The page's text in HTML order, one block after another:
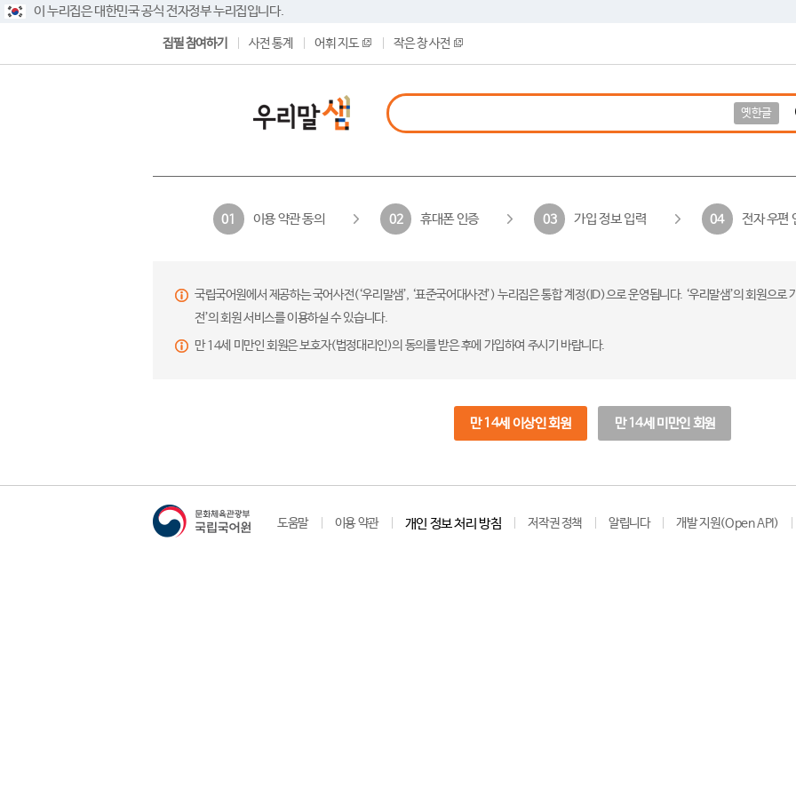
이 누리집은 대한민국 공식 전자정부 누리집입니다.
집필 참여하기 사전 통계 어휘 지도 작은 창 사전
옛한글
01 이용 약관 동의 02 휴대폰 인증 03 가입 정보 입력 04 전자 우편
국립국어원에서 제공하는 국어사전(‘우리말샘’, ‘표준국어대사전’) 누리집은 통합 계정(ID)으로 운영됩니다. ‘우리말샘’의 회원으
전’의 회원 서비스를 이용하실 수 있습니다.
만 14세 미만인 회원은 보호자(법정대리인)의 동의를 받은 후에 가입하여 주시기 바랍니다.
만 14세 이상인 회원 만 14세 미만인 회원
도움말 이용 약관 개인 정보 처리 방침 저작권 정책 알립니다 개발 지원(Open API)